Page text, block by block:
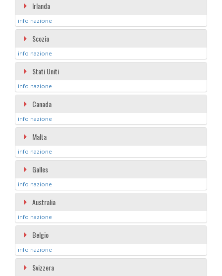
Irlanda
info nazione
Scozia
info nazione
Stati Uniti
info nazione
Canada
info nazione
Malta
info nazione
Galles
info nazione
Australia
info nazione
Belgio
info nazione
Svizzera